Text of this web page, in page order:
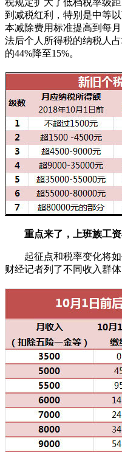
到减税红利，特别是中等
本减除费用标准提高到每
法后个人所得税的纳税人
的44%降至15%。
重点来了，上班族工
起征点和税率变化将如
财经记者列了不同收入群体